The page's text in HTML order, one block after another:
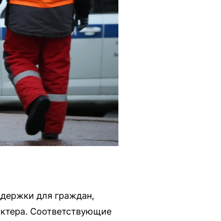
для граждан,
Соответствующие